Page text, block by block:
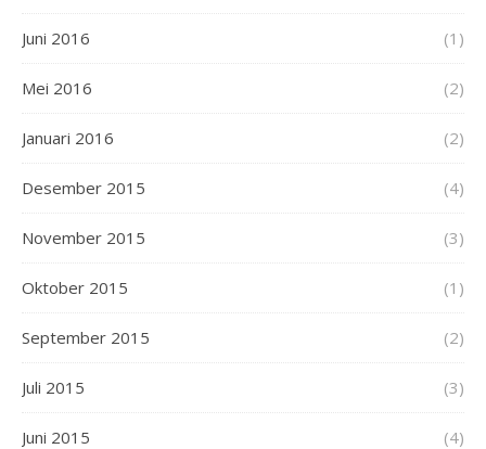
Juni 2016 (1)
Mei 2016 (2)
Januari 2016 (2)
Desember 2015 (4)
November 2015 (3)
Oktober 2015 (1)
September 2015 (2)
Juli 2015 (3)
Juni 2015 (4)